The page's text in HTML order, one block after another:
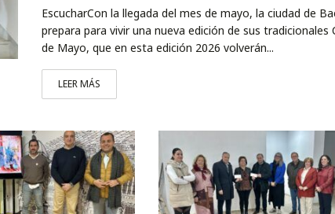
EscucharCon la llegada del mes de mayo, la ciudad de
prepara para vivir una nueva edición de sus tradicionales
de Mayo, que en esta edición 2026 volverán...
LEER MÁS